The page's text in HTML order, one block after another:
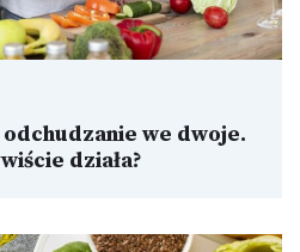
we dwoje.
działa?